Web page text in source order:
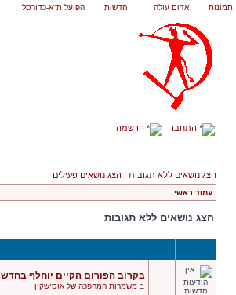
תמונות אדום עולה חדשות הפועל ת"א-כדורסל
התחבר הרשמה
הצג נושאים ללא תגובות | הצג נושאים פעילים
עמוד ראשי
הצג נושאים ללא תגובות
בקרוב הפורום הקיים יוחלף בחדש
ב משמרות המהפכה של אוסישקין